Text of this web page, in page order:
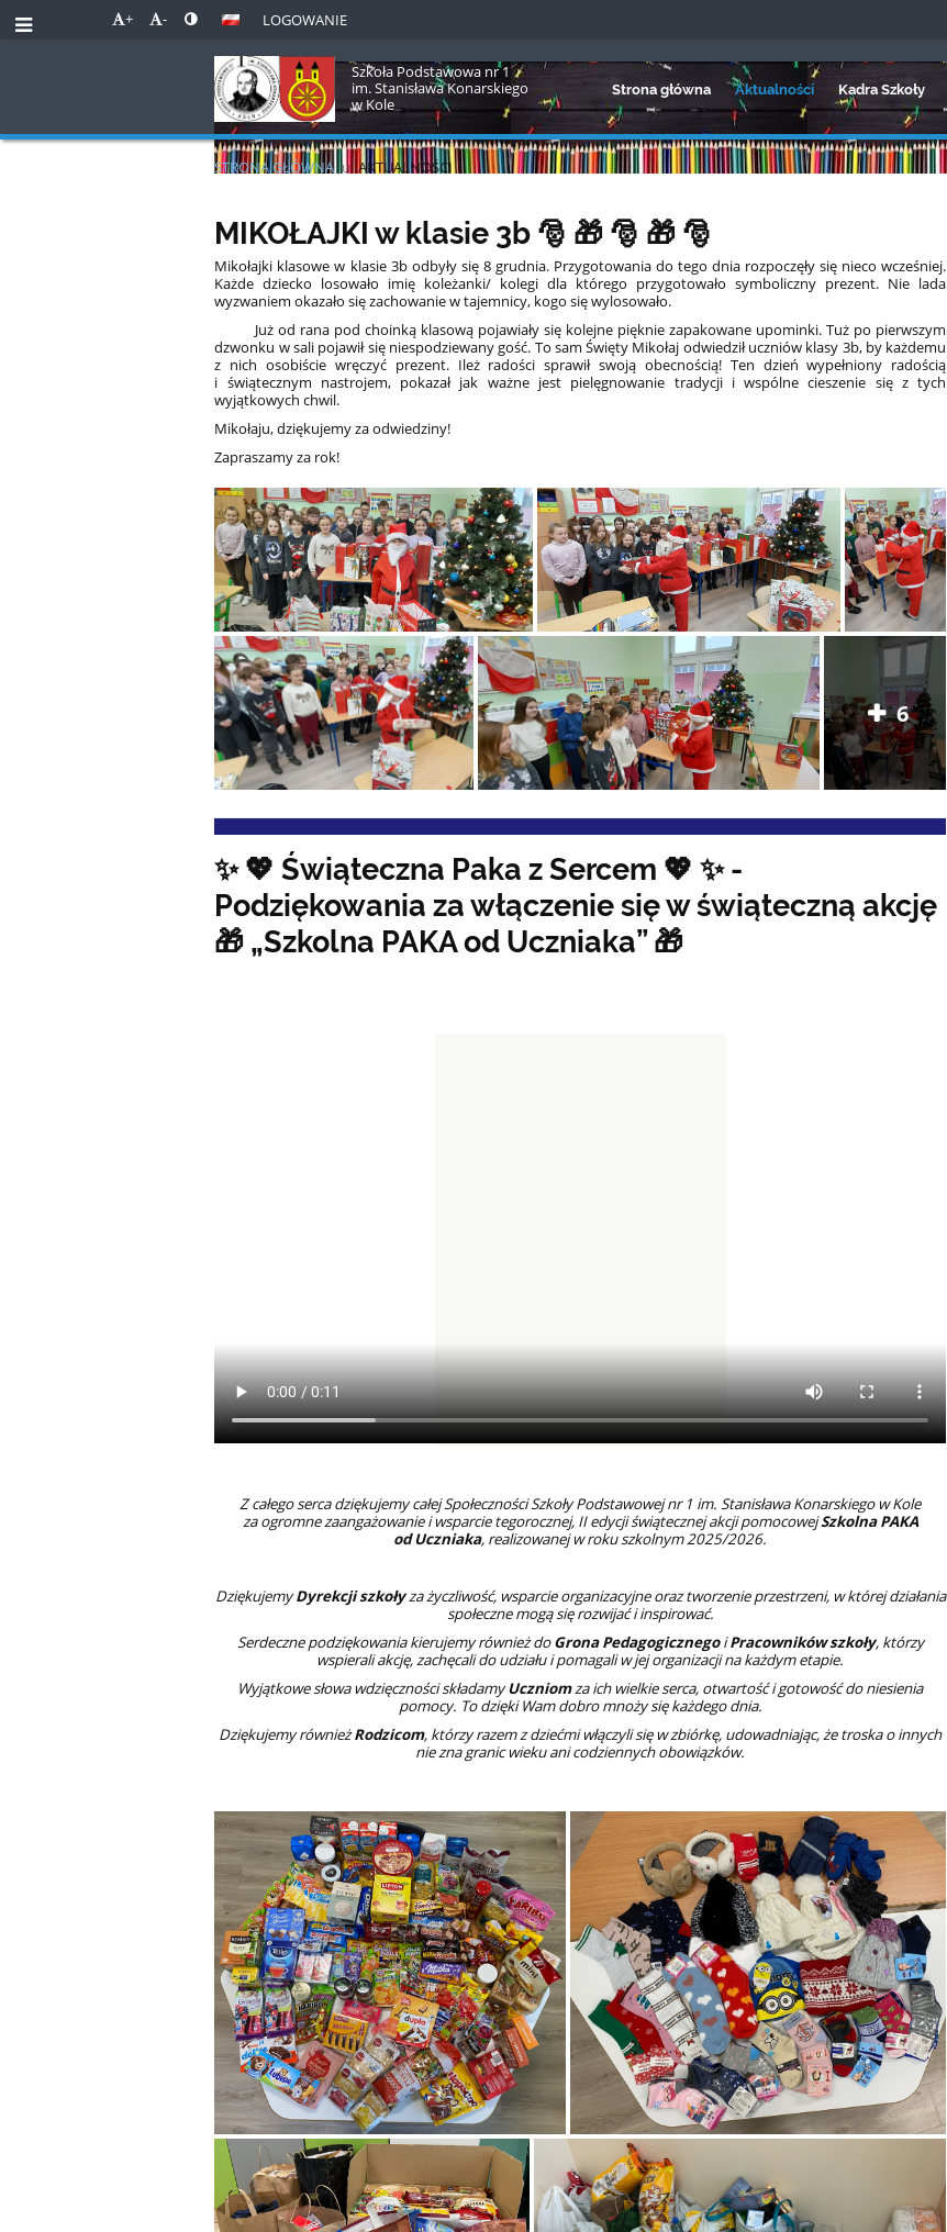
+ - LOGOWANIE
Szkoła Podstawowa nr 1
im. Stanisława Konarskiego
w Kole
Strona główna Aktualności Kadra Szkoły
STRONA GŁÓWNA u AKTUALNOŚCI
Aktualności
MIKOŁAJKI w klasie 3b 🎅 🎁 🎅 🎁 🎅
Mikołajki klasowe w klasie 3b odbyły się 8 grudnia. Przygotowania do tego dnia rozpoczęły się nieco wcześniej.
Każde dziecko losowało imię koleżanki/ kolegi dla którego przygotowało symboliczny prezent. Nie lada
wyzwaniem okazało się zachowanie w tajemnicy, kogo się wylosowało.
Już od rana pod choinką klasową pojawiały się kolejne pięknie zapakowane upominki. Tuż po pierwszym
dzwonku w sali pojawił się niespodziewany gość. To sam Święty Mikołaj odwiedził uczniów klasy 3b, by każdemu
z nich osobiście wręczyć prezent. Ileż radości sprawił swoją obecnością! Ten dzień wypełniony radością
i świątecznym nastrojem, pokazał jak ważne jest pielęgnowanie tradycji i wspólne cieszenie się z tych
wyjątkowych chwil.
Mikołaju, dziękujemy za odwiedziny!
Zapraszamy za rok!
6
✨ 💖 Świąteczna Paka z Sercem 💖 ✨ -
Podziękowania za włączenie się w świąteczną akcję
🎁 „Szkolna PAKA od Uczniaka” 🎁
Z całego serca dziękujemy całej Społeczności Szkoły Podstawowej nr 1 im. Stanisława Konarskiego w Kole
za ogromne zaangażowanie i wsparcie tegorocznej, II edycji świątecznej akcji pomocowejSzkolna PAKA
od Uczniaka, realizowanej w roku szkolnym 2025/2026.
DziękujemyDyrekcji szkołyza życzliwość, wsparcie organizacyjne oraz tworzenie przestrzeni, w której działania
społeczne mogą się rozwijać i inspirować.
Serdeczne podziękowania kierujemy również doGrona PedagogicznegoiPracowników szkoły, którzy
wspierali akcję, zachęcali do udziału i pomagali w jej organizacji na każdym etapie.
Wyjątkowe słowa wdzięczności składamyUczniomza ich wielkie serca, otwartość i gotowość do niesienia
pomocy. To dzięki Wam dobro mnoży się każdego dnia.
Dziękujemy równieżRodzicom, którzy razem z dziećmi włączyli się w zbiórkę, udowadniając, że troska o innych
nie zna granic wieku ani codziennych obowiązków.